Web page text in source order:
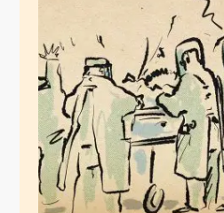
WU
März 28,